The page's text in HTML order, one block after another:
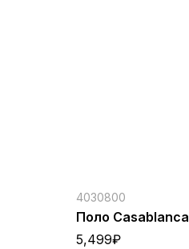
4030800
Поло Casablanca
5,499₽